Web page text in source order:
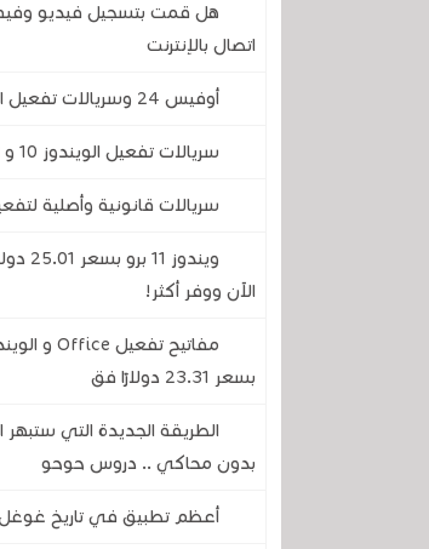
هل قمت بتسجيل فيديو وفيه
اتصال بالإنترنت
أوفيس 24 وسريالات تفعيل الويندوز 10 و الويندوز 11 بأسعار رخيصة ستفاجئك .. سارع واستغل الفرصة
سريالات تفعيل الويندوز 10 و الويندوز11 والأوفيس بتخفيظات كبيرة جدا بمناسبة عيد الفصح
سريالات قانونية وأصلية لتفعيل الويندوز 10
الآن ووفر أكثر!
بسعر 23.31 دولارًا فق
الطريقة الجديدة التي
بدون محاكي .. دروس حوحو
أعظم تطبيق في تاريخ